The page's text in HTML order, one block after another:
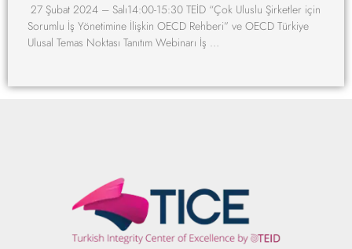
27 Şubat 2024 – Salı14:00-15:30 TEİD “Çok Uluslu Şirketler için
Sorumlu İş Yönetimine İlişkin OECD Rehberi” ve OECD Türkiye
Ulusal Temas Noktası Tanıtım Webinarı İş …